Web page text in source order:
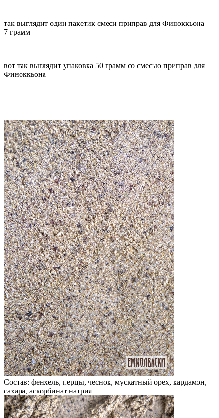
так выглядит один пакетик смеси приправ для Финоккьона
7 грамм
вот так выглядит упаковка 50 грамм со смесью приправ для
Финоккьона
Состав: фенхель, перцы, чеснок, мускатный орех, кардамон,
сахара, аскорбинат натрия.